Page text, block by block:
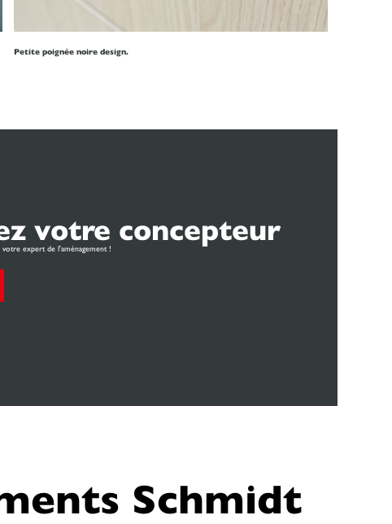
Petite poignée noire design.
votre concepteur
expert de l'aménagement !
Schmidt